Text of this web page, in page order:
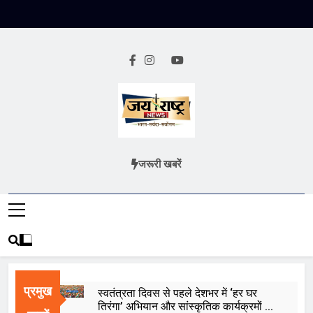
Jai Rashtra
हिंदी समाचार
जरूरी खबरें
प्रमुख
स्वतंत्रता दिवस से पहले देशभर में ‘हर घर
तिरंगा’ अभियान और सांस्कृतिक कार्यक्रमों की